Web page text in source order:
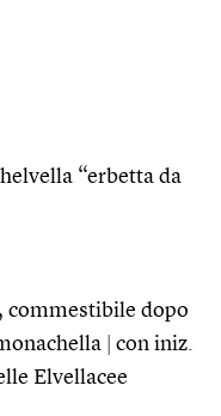
“erbetta da
commestibile dopo
con iniz.
Elvellacee